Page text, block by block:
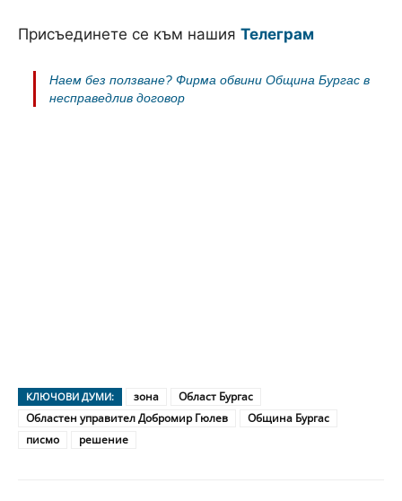
Присъединете се към нашия Телеграм
Наем без ползване? Фирма обвини Община Бургас в
несправедлив договор
КЛЮЧОВИ ДУМИ: зона
Област Бургас
Областен управител Добромир Гюлев
Община Бургас
писмо
решение